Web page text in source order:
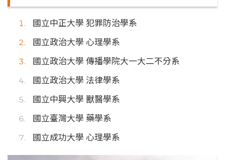
國立中正大學 犯罪防治學系
國立政治大學 心理學系
國立政治大學 傳播學院大一大二不分系
國立政治大學 法律學系
國立中興大學 獸醫學系
國立臺灣大學 藥學系
國立成功大學 心理學系